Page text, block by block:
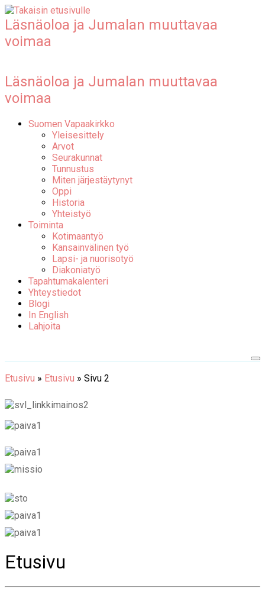
Läsnäoloa ja Jumalan muuttavaa
voimaa
Läsnäoloa ja Jumalan muuttavaa
voimaa
Suomen Vapaakirkko
Yleisesittely
Arvot
Seurakunnat
Tunnustus
Miten järjestäytynyt
Oppi
Historia
Yhteistyö
Toiminta
Kotimaantyö
Kansainvälinen työ
Lapsi- ja nuorisotyö
Diakoniatyö
Tapahtumakalenteri
Yhteystiedot
Blogi
In English
Lahjoita
Etusivu » Etusivu » Sivu 2
Etusivu